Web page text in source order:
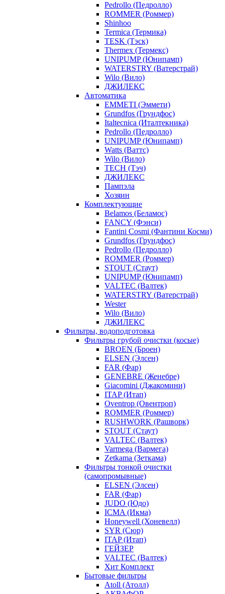
Pedrollo (Педролло)
ROMMER (Роммер)
Shinhoo
Termica (Термика)
TESK (Тэск)
Thermex (Термекс)
UNIPUMP (Юнипамп)
WATERSTRY (Ватерстрай)
Wilo (Вило)
ДЖИЛЕКС
Автоматика
EMMETI (Эммети)
Grundfos (Грундфос)
Italtecnica (Италтекника)
Pedrollo (Педролло)
UNIPUMP (Юнипамп)
Watts (Ваттс)
Wilo (Вило)
TECH (Тэч)
ДЖИЛЕКС
Пампэла
Хозяин
Комплектующие
Belamos (Беламос)
FANCY (Фэнси)
Fantini Cosmi (Фантини Косми)
Grundfos (Грундфос)
Pedrollo (Педролло)
ROMMER (Роммер)
STOUT (Стаут)
UNIPUMP (Юнипамп)
VALTEC (Валтек)
WATERSTRY (Ватерстрай)
Wester
Wilo (Вило)
ДЖИЛЕКС
Фильтры, водоподготовка
Фильтры грубой очистки (косые)
BROEN (Броен)
ELSEN (Элсен)
FAR (Фар)
GENEBRE (Женебре)
Giacomini (Джакомини)
ITAP (Итап)
Oventrop (Овентроп)
ROMMER (Роммер)
RUSHWORK (Рашворк)
STOUT (Стаут)
VALTEC (Валтек)
Varmega (Вармега)
Zetkama (Зеткама)
Фильтры тонкой очистки
(самопромывные)
ELSEN (Элсен)
FAR (Фар)
JUDO (Юдо)
ICMA (Икма)
Honeywell (Хоневелл)
SYR (Сюр)
ITAP (Итап)
ГЕЙЗЕР
VALTEC (Валтек)
Хит Комплект
Бытовые фильтры
Atoll (Атолл)